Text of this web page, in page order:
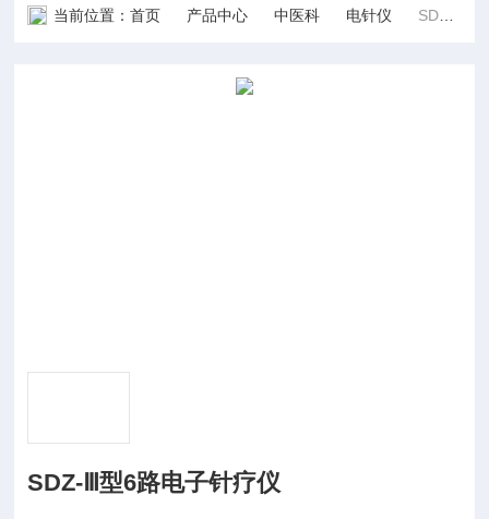
当前位置：首页 产品中心 中医科 电针仪 SDZ-Ⅲ型6路电子针疗仪
SDZ-Ⅲ型6路电子针疗仪